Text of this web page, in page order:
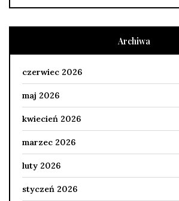
Archiwa
czerwiec 2026
maj 2026
kwiecień 2026
marzec 2026
luty 2026
styczeń 2026